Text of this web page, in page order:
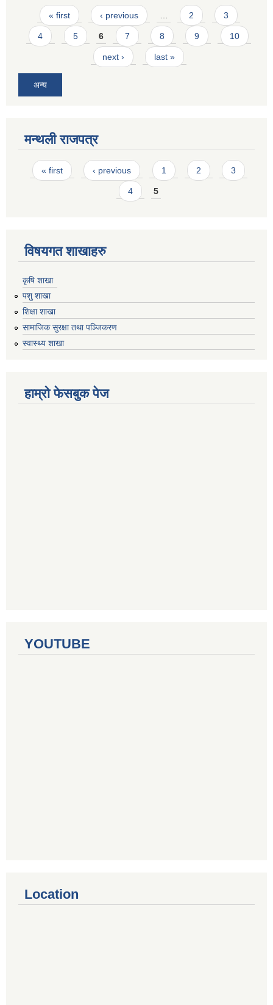
Pages
« first ‹ previous 2 3
4 5 6 7 8 9 10
next › last »
अन्य
मन्थली राजपत्र
Pages
« first ‹ previous 1 2 3
4 5
विषयगत शाखाहरु
कृषि शाखा
पशु शाखा
शिक्षा शाखा
सामाजिक सुरक्षा तथा पञ्जिकरण
स्वास्थ्य शाखा
हाम्रो फेसबुक पेज
YOUTUBE
Location